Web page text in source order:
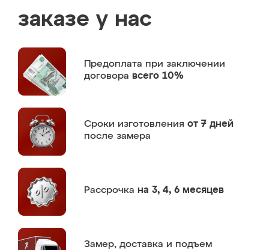
заказе у нас
Предоплата при заключении
договора всего 10%
Сроки изготовления от 7 дней
после замера
Рассрочка на 3, 4, 6 месяцев
Замер, доставка и подъем